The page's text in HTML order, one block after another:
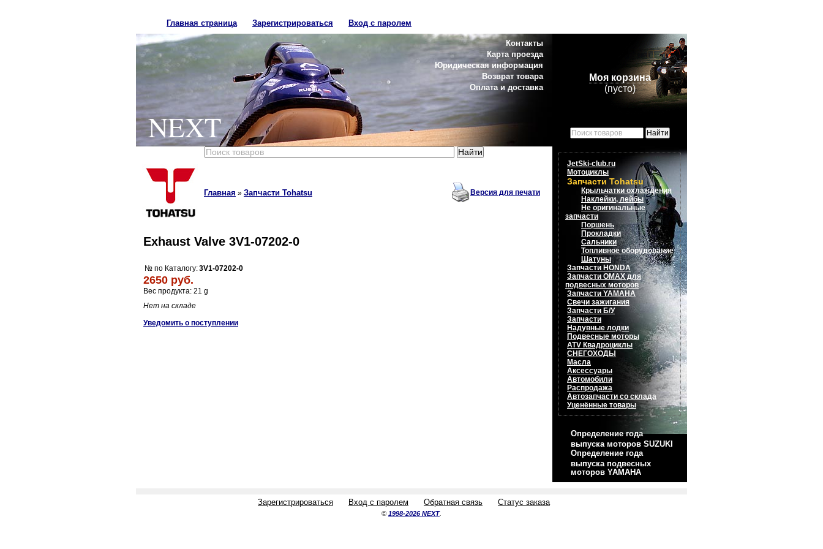
Главная страница Зарегистрироваться Вход с паролем
NEXT
Контакты
Карта проезда
Юридическая информация
Возврат товара
Оплата и доставка
Моя корзина
(пусто)
Главная » Запчасти Tohatsu Версия для печати
Exhaust Valve 3V1-07202-0
№ по Каталогу:3V1-07202-0
2650 руб.
Вес продукта: 21 g
Нет на складе
Уведомить о поступлении
JetSki-club.ru
Мотоциклы
Запчасти Tohatsu
Крыльчатки охлаждения
Наклейки, лейбы
Не оригинальные
запчасти
Поршень
Прокладки
Сальники
Топливное оборудование
Шатуны
Запчасти HONDA
Запчасти OMAX для
подвесных моторов
Запчасти YAMAHA
Свечи зажигания
Запчасти Б/У
Запчасти
Надувные лодки
Подвесные моторы
ATV Квадроциклы
СНЕГОХОДЫ
Масла
Аксессуары
Автомобили
Распродажа
Автозапчасти со склада
Уценённые товары
Определение года
выпуска моторов SUZUKI
Определение года
выпуска подвесных
моторов YAMAHA
Зарегистрироваться Вход с паролем Обратная связь Статус заказа
© 1998-2026 NEXT.